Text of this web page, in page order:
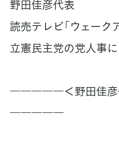
野田佳彦代表
読売テレビ「ウェーク
立憲民主党の党人事
―――――＜野田佳彦
―――――